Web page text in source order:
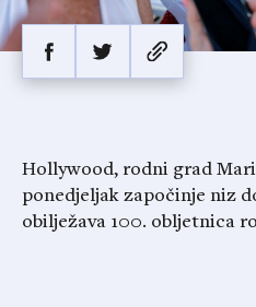
Hollywood, rodni grad
ponedjeljak započinje niz
obilježava 100. obljetnica